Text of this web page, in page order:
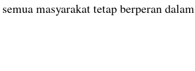
masyarakat tetap berperan dalam